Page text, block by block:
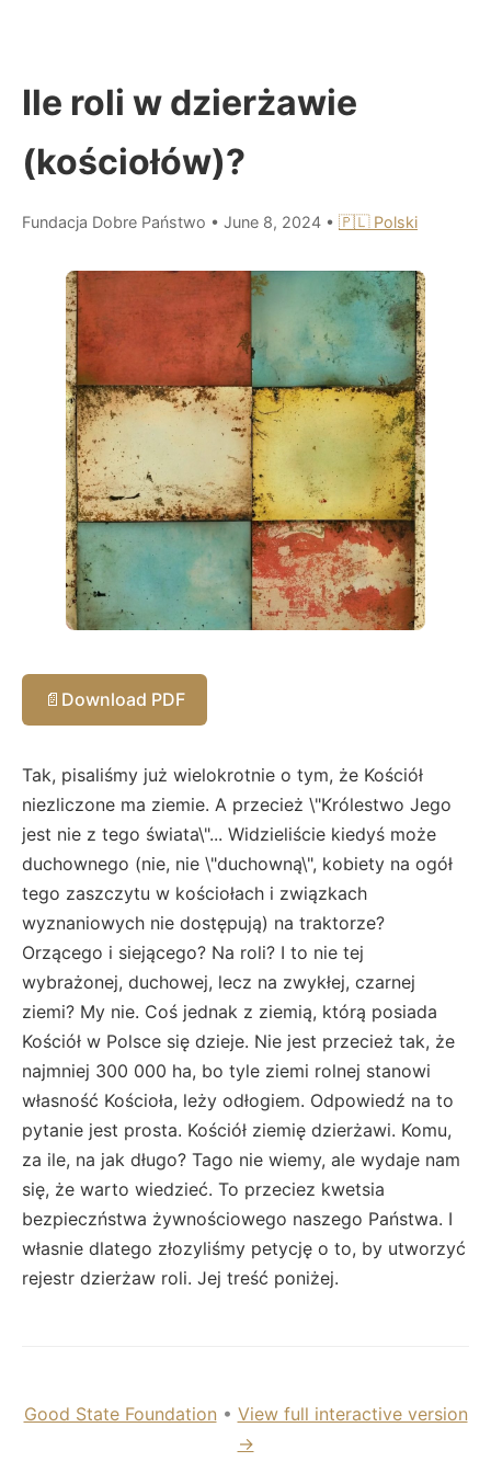
Ile roli w dzierżawie
(kościołów)?
Fundacja Dobre Państwo • June 8, 2024 • 🇵🇱 Polski
📄 Download PDF
Tak, pisaliśmy już wielokrotnie o tym, że Kościół
niezliczone ma ziemie. A przecież \"Królestwo Jego
jest nie z tego świata\"... Widzieliście kiedyś może
duchownego (nie, nie \"duchowną\", kobiety na ogół
tego zaszczytu w kościołach i związkach
wyznaniowych nie dostępują) na traktorze?
Orzącego i siejącego? Na roli? I to nie tej
wybrażonej, duchowej, lecz na zwykłej, czarnej
ziemi? My nie. Coś jednak z ziemią, którą posiada
Kościół w Polsce się dzieje. Nie jest przecież tak, że
najmniej 300 000 ha, bo tyle ziemi rolnej stanowi
własność Kościoła, leży odłogiem. Odpowiedź na to
pytanie jest prosta. Kościół ziemię dzierżawi. Komu,
za ile, na jak długo? Tago nie wiemy, ale wydaje nam
się, że warto wiedzieć. To przeciez kwetsia
bezpieczństwa żywnościowego naszego Państwa. I
własnie dlatego złozyliśmy petycję o to, by utworzyć
rejestr dzierżaw roli. Jej treść poniżej.
Good State Foundation • View full interactive version
→